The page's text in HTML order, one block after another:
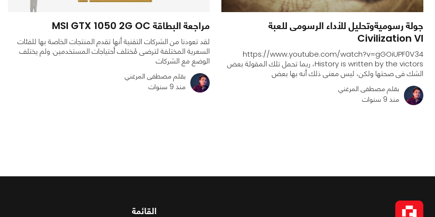
جولة رسوميةوتحليل للأداء الرسومى للعبة
Civilization VI
https://www.youtube.com/watch?v=gGOiUPF0V34
History is written by the victors، ربما تحمل تلك المقولة بعض
الشك فى صحتها ولكن، ليس معنى ذلك أنه بها بعض
بقلم مصطفى المرغني
منذ 9 سنوات
مراجعة البطاقة MSI GTX 1050 2G OC
لقد تعودنا من الشركات التقنية أنها تقدم المنتجات الخاصة بها للفئات
السعرية المختلفة لترضى مُختلف أحتياجات المستخدمين. ولم يختلف
الوضع مع الشركات
بقلم مصطفى المرغني
منذ 9 سنوات
القائمة